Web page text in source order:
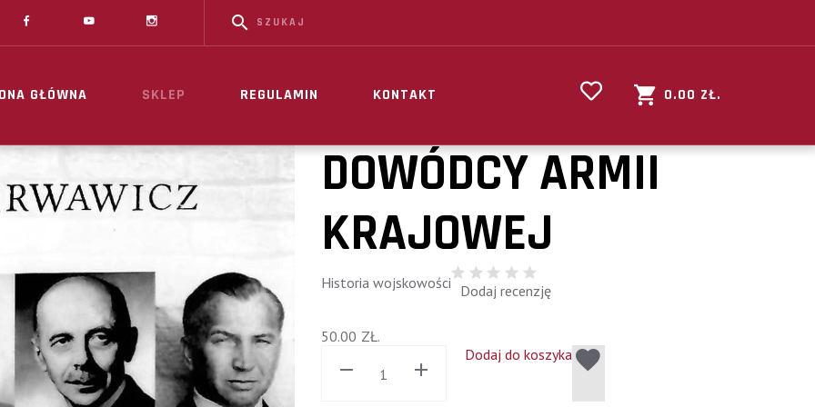
GŁÓWNA SKLEP REGULAMIN KONTAKT ZŁ.
0.00
DOWÓDCY ARMII
KRAJOWEJ
Historia wojskowości Dodaj recenzję
ZŁ.
50.00
Dodaj do koszyka